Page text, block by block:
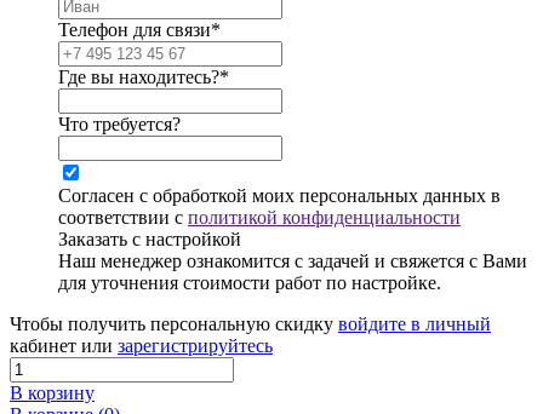
Телефон для связи*
Где вы находитесь?*
Что требуется?
Согласен с обработкой моих персональных данных в
соответствии с политикой конфиденциальности
Заказать с настройкой
Наш менеджер ознакомится с задачей и свяжется с Вами
для уточнения стоимости работ по настройке.
Чтобы получить персональную скидку войдите в личный
кабинет или зарегистрируйтесь
В корзину